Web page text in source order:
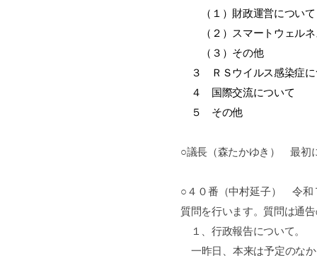
（１）財政運営について
（２）スマートウェルネ
（３）その他
３ ＲＳウイルス感染症に
４ 国際交流について
５ その他
○議長（森たかゆき） 最初
○４０番（中村延子） 令和
質問を行います。質問は通
１、行政報告について。
一昨日、本来は予定のな